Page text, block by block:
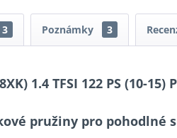
3 Poznámky 3
1.4 TFSI 122 PS (10-
pružiny pro pohodlné